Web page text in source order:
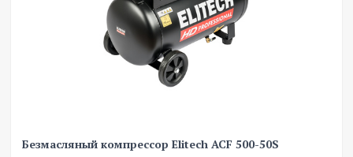
Безмасляный компрессор Elitech ACF 500-50S